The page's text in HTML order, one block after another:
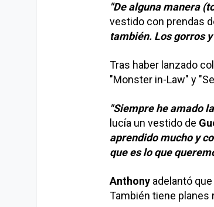
"De alguna manera
vestido con prendas
también. Los gorros
Tras haber lanzado
"Monster in-Law" y
"Siempre he amado
lucía un vestido de
aprendido mucho y
que es lo que
Anthony adelantó
También tiene planes